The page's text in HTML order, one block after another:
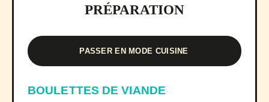
PRÉPARATION
PASSER EN MODE CUISINE
BOULETTES DE VIANDE